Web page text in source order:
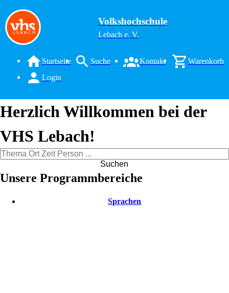
Volkshochschule
Lebach e. V.
Startseite Suche Kontakt
Warenkorb
Login
Herzlich Willkommen bei der
VHS Lebach!
Suchen
Unsere Programmbereiche
Sprachen